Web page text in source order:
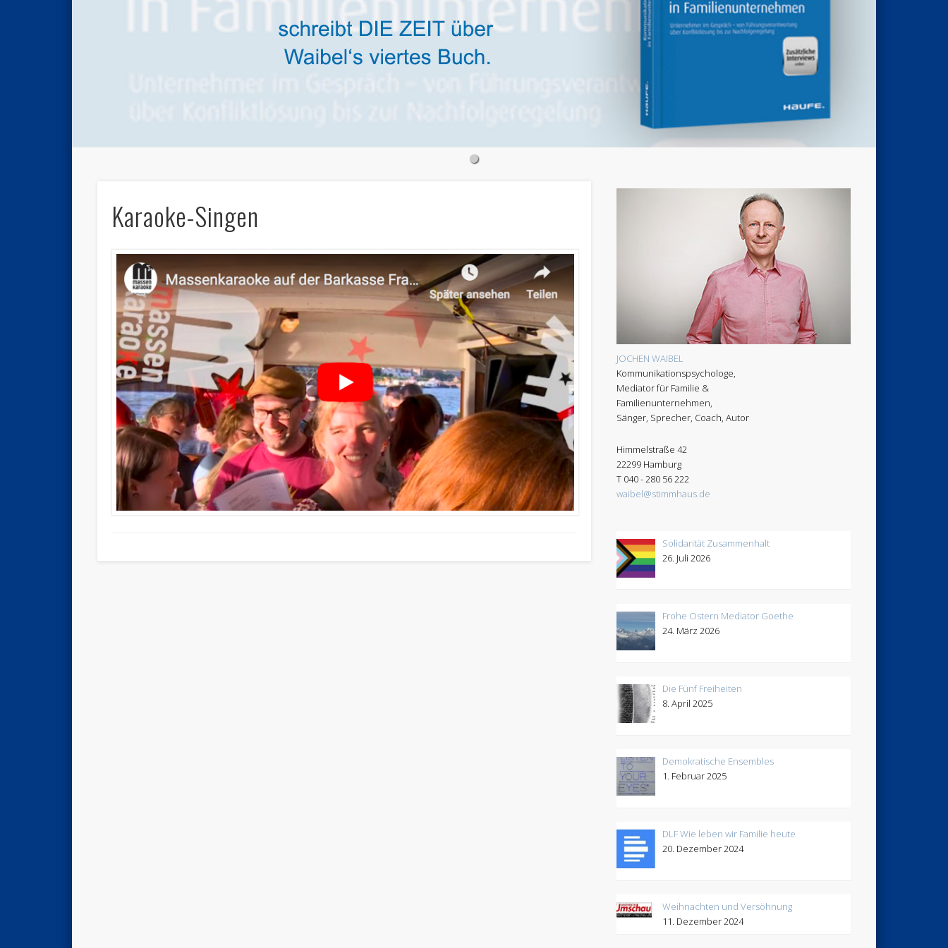
Karaoke-Singen
JOCHEN WAIBEL
Kommunikationspsychologe,
Mediator für Familie &
Familienunternehmen,
Sänger, Sprecher, Coach, Autor
Himmelstraße 42
22299 Hamburg
T 040 - 280 56 222
waibel@stimmhaus.de
Solidarität Zusammenhalt
26. Juli 2026
Frohe Ostern Mediator Goethe
24. März 2026
Die Fünf Freiheiten
8. April 2025
Demokratische Ensembles
1. Februar 2025
DLF Wie leben wir Familie heute
20. Dezember 2024
Weihnachten und Versöhnung
11. Dezember 2024